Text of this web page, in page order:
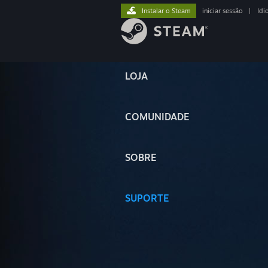
LOJA
COMUNIDADE
SOBRE
SUPORTE
Instalar o Steam iniciar sessão